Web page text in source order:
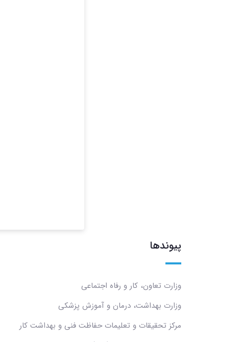
پیوندها
وزارت تعاون، کار و رفاه اجتماعی
وزارت بهداشت، درمان و آموزش پزشکی
مرکز تحقیقات و تعلیمات حفاظت فنی و بهداشت کار